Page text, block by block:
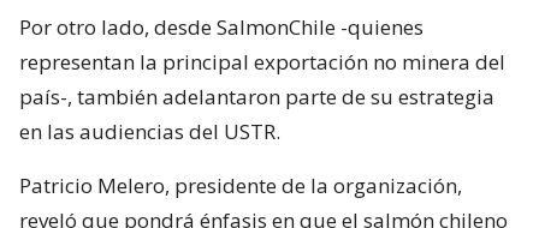
Por otro lado, desde SalmonChile -quienes
representan la principal exportación no minera del
país-, también adelantaron parte de su estrategia
en las audiencias del USTR.
Patricio Melero, presidente de la organización,
reveló que pondrá énfasis en que el salmón chileno